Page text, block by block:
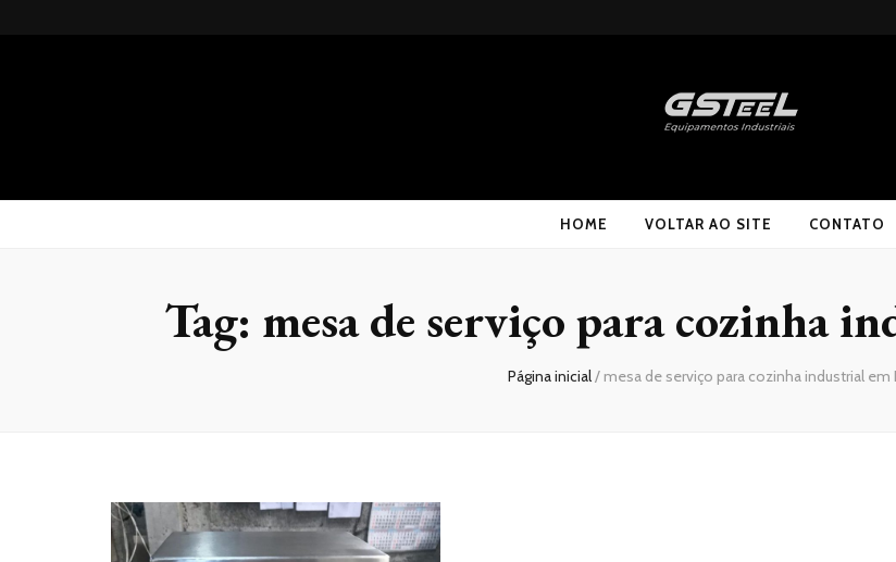
Gsteel HOME VOLTAR AO SITE CONTATO
Tag: mesa de serviço para cozinha
Página inicial/ mesa de serviço para cozinha industrial em